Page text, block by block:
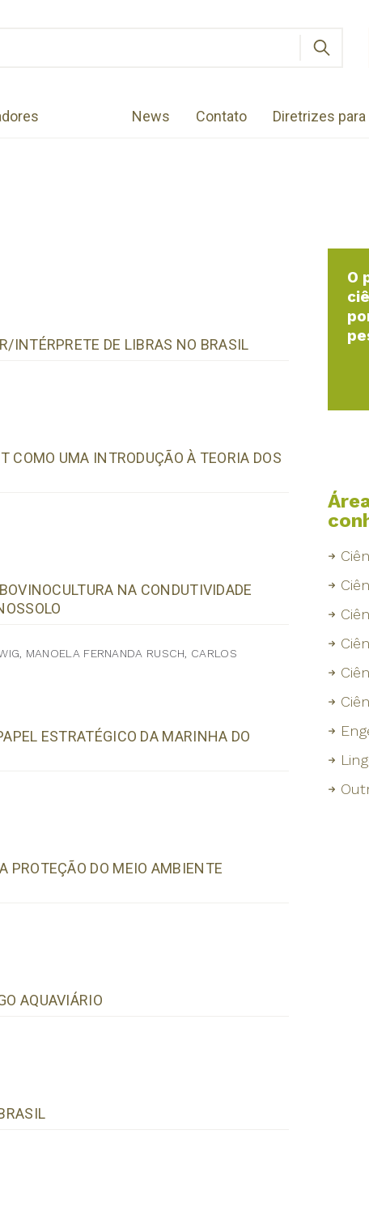
News Contato Diretrizes
INTÉRPRETE DE LIBRAS NO BRASIL
COMO UMA INTRODUÇÃO À TEORIA DOS
NA CONDUTIVIDADE
MANOELA FERNANDA RUSCH, CARLOS
ESTRATÉGICO DA MARINHA DO
PROTEÇÃO DO MEIO AMBIENTE
AQUAVIÁRIO
O